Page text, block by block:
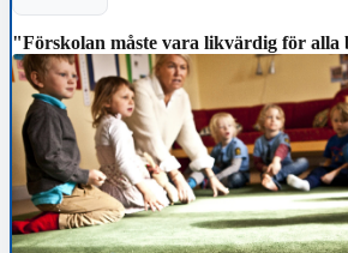
"Förskolan måste vara likvärdig för alla